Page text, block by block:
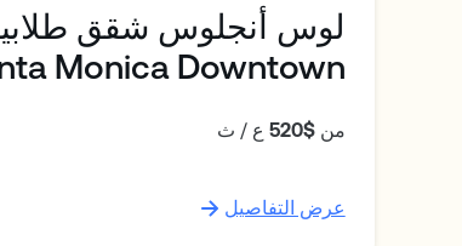
لوس أنجلوس شقق
Monica Downtown
من$520 ع / ث
عرض التفاصيل